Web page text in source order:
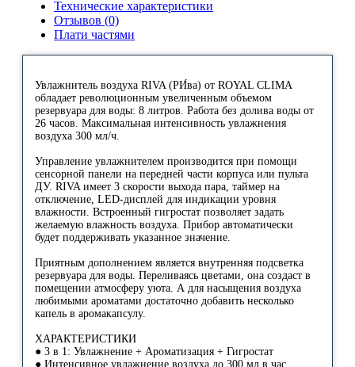
Технические характеристики
Отзывов (0)
Плати частями
Увлажнитель воздуха RIVA (РИ́ва) от ROYAL CLIMA
обладает революционным увеличенным объемом
резервуара для воды: 8 литров. Работа без долива воды от
26 часов. Максимальная интенсивность увлажнения
воздуха 300 мл/ч.
Управление увлажнителем производится при помощи
сенсорной панели на передней части корпуса или пульта
ДУ. RIVA имеет 3 скорости выхода пара, таймер на
отключение, LED-дисплей для индикации уровня
влажности. Встроенный гигростат позволяет задать
желаемую влажность воздуха. Прибор автоматически
будет поддерживать указанное значение.
Приятным дополнением является внутренняя подсветка
резервуара для воды. Переливаясь цветами, она создаст в
помещении атмосферу уюта. А для насыщения воздуха
любимыми ароматами достаточно добавить несколько
капель в аромакапсулу.
ХАРАКТЕРИСТИКИ
● 3 в 1: Увлажнение + Ароматизация + Гигростат
● Интенсивное увлажнение воздуха до 300 мл в час